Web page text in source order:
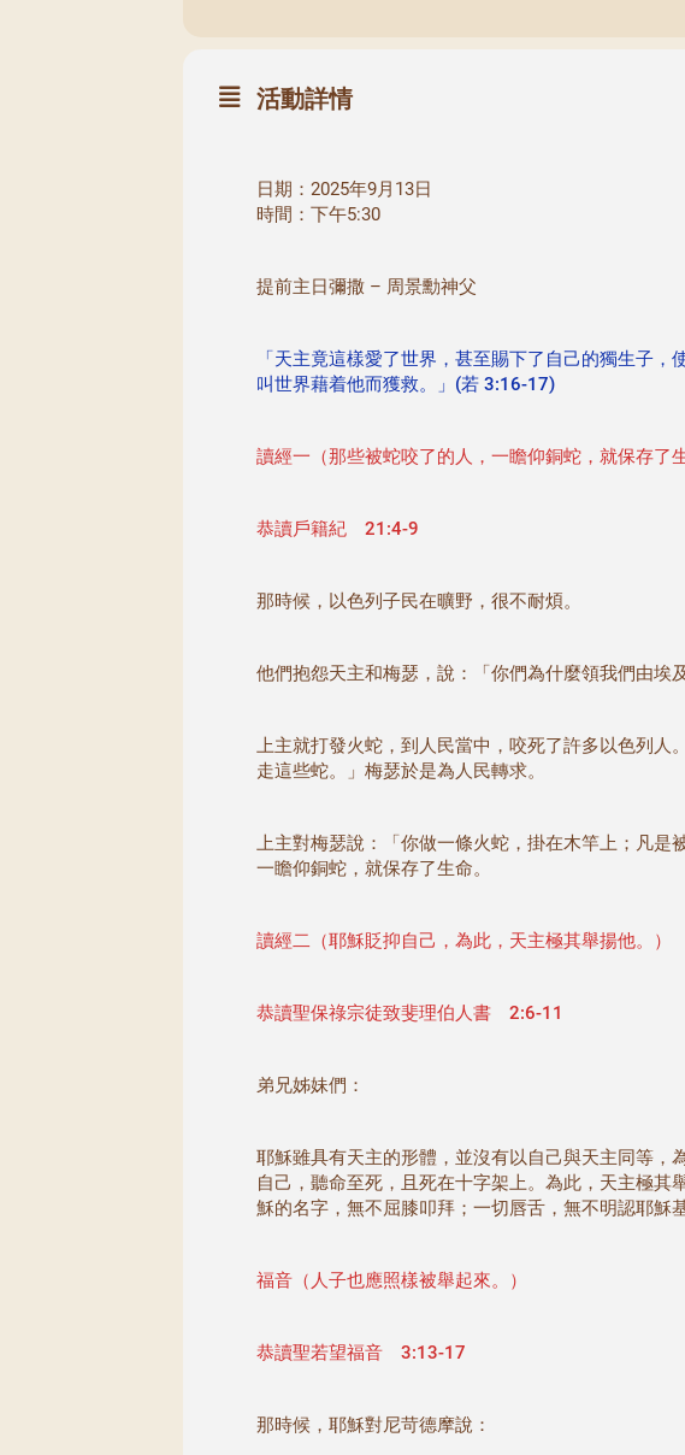
活動詳情
日期：2025年9月13日
時間：下午5:30
提前主日彌撒 – 周景勳神父
「天主竟這樣愛了世界，甚至賜下了自己的獨生子
叫世界藉着他而獲救。」(若 3:16-17)
讀經一（那些被蛇咬了的人，一瞻仰銅蛇，就保存了生
恭讀戶籍紀 21:4-9
那時候，以色列子民在曠野，很不耐煩。
他們抱怨天主和梅瑟，說：「你們為什麼領我們由埃
上主就打發火蛇，到人民當中，咬死了許多以色列人
走這些蛇。」梅瑟於是為人民轉求。
上主對梅瑟說：「你做一條火蛇，掛在木竿上；凡是
一瞻仰銅蛇，就保存了生命。
讀經二（耶穌貶抑自己，為此，天主極其舉揚他。）
恭讀聖保祿宗徒致斐理伯人書 2:6-11
弟兄姊妹們：
耶穌雖具有天主的形體，並沒有以自己與天主同等，
自己，聽命至死，且死在十字架上。為此，天主極
穌的名字，無不屈膝叩拜；一切唇舌，無不明認耶穌
福音（人子也應照樣被舉起來。）
恭讀聖若望福音 3:13-17
那時候，耶穌對尼苛德摩說：